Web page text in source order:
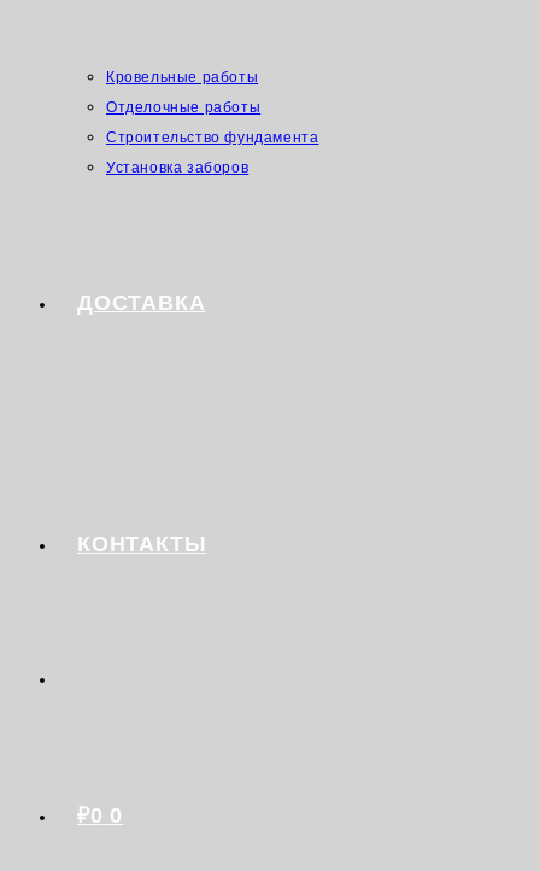
Кровельные работы
Отделочные работы
Строительство фундамента
Установка заборов
ДОСТАВКА
КОНТАКТЫ
₽0 0